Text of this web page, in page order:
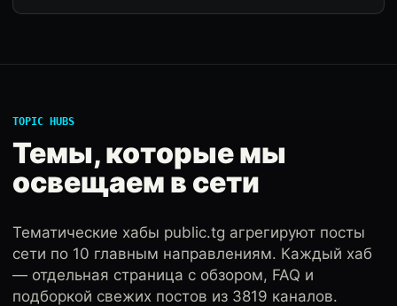
TOPIC HUBS
Темы, которые мы
освещаем в сети
Тематические хабы public.tg агрегируют посты
сети по 10 главным направлениям. Каждый хаб
— отдельная страница с обзором, FAQ и
подборкой свежих постов из 3819 каналов.